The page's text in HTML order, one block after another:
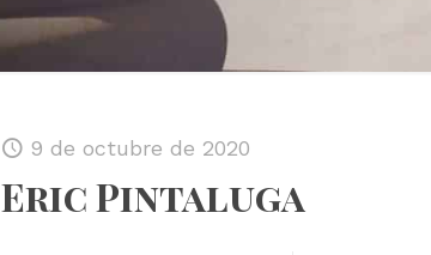
9 de octubre de 2020
Eric Pintaluga